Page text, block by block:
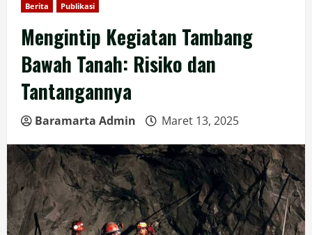
Berita Publikasi
Mengintip Kegiatan Tambang
Bawah Tanah: Risiko dan
Tantangannya
Baramarta Admin Maret 13, 2025